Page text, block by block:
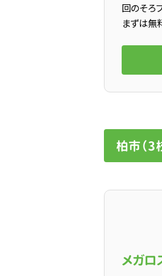
回のそろ
まずは無
柏市（3
メガロ